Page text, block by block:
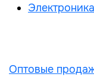
Электроника
Оптовые